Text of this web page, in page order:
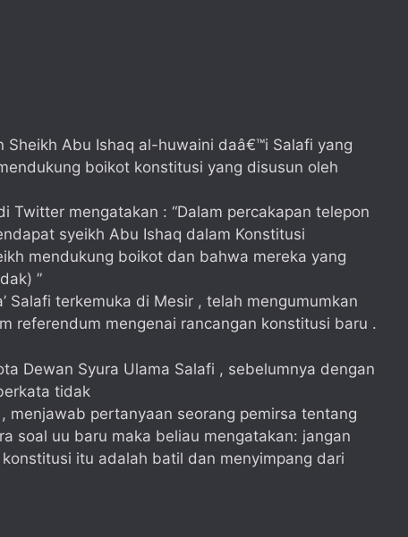
Sheikh Abu Ishaq al-huwaini daâ€™i Salafi yang
boikot konstitusi yang disusun oleh
Twitter mengatakan : “Dalam percakapan telepon
syeikh Abu Ishaq dalam Konstitusi
mendukung boikot dan bahwa mereka yang
”
Salafi terkemuka di Mesir , telah mengumumkan
referendum mengenai rancangan konstitusi baru .
Dewan Syura Ulama Salafi , sebelumnya dengan
tidak
menjawab pertanyaan seorang pemirsa tentang
soal uu baru maka beliau mengatakan: jangan
itu adalah batil dan menyimpang dari